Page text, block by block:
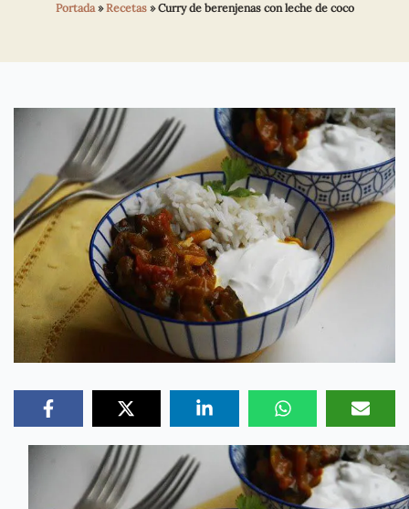
Portada»Recetas»Curry de berenjenas con leche de coco